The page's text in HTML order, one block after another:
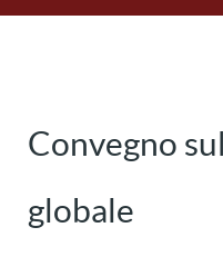
Convegno
globale